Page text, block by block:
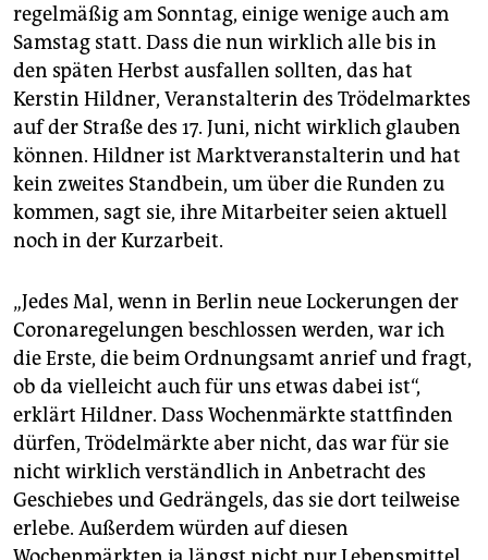
regelmäßig am Sonntag, einige wenige auch am
Samstag statt. Dass die nun wirklich alle bis in
den späten Herbst ausfallen sollten, das hat
Kerstin Hildner, Veranstalterin des Trödelmarktes
auf der Straße des 17. Juni, nicht wirklich glauben
können. Hildner ist Marktveranstalterin und hat
kein zweites Standbein, um über die Runden zu
kommen, sagt sie, ihre Mitarbeiter seien aktuell
noch in der Kurzarbeit.
„Jedes Mal, wenn in Berlin neue Lockerungen der
Coronaregelungen beschlossen werden, war ich
die Erste, die beim Ordnungsamt anrief und fragt,
ob da vielleicht auch für uns etwas dabei ist“,
erklärt Hildner. Dass Wochenmärkte stattfinden
dürfen, Trödelmärkte aber nicht, das war für sie
nicht wirklich verständlich in Anbetracht des
Geschiebes und Gedrängels, das sie dort teilweise
erlebe. Außerdem würden auf diesen